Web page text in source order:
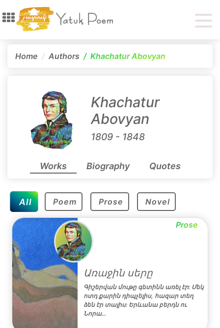
Home Authors Khachatur Abovyan
Khachatur
Abovyan
1809 - 1848
Works Biography Quotes
All Poem Prose Novel
Prose
Առաջին սերը
Գիշերվան մութը գետինն առել էր: Մեկ
ոտդ քարին դիպչելիս, հազար տեղ
ձեն էր տալիս: Երևանա բերդն ու
Նորա…